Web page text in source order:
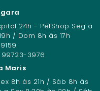
24h - PetShop Seg a
/ Dom 8h às 17h
3976
Maris
8h às 21h / Sáb 8h às